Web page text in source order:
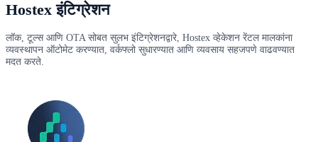
Hostex इंटिग्रेशन
लॉक, टूल्स आणि OTA सोबत सुलभ इंटिग्रेशनद्वारे, Hostex व्हेकेशन रेंटल मालकांना
व्यवस्थापन ऑटोमेट करण्यात, वर्कफ्लो सुधारण्यात आणि व्यवसाय सहजपणे वाढवण्यात
मदत करते.